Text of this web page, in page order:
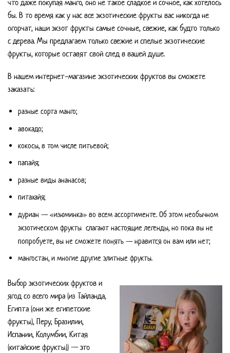
что даже покупая манго, оно не такое сладкое и сочное, как хотелось
бы. В то время как у нас все экзотические фрукты вас никогда не
огорчат, наши экзот фрукты самые сочные, свежие, как будто только
с дерева. Мы предлагаем только свежие и спелые экзотические
фрукты, которые оставят свой след в вашей душе.
В нашем интернет-магазине экзотических фруктов вы сможете
заказать:
разные сорта манго;
авокадо;
кокосы, в том числе питьевой;
папайя;
разные виды ананасов;
питахайя;
дуриан — «изюминка» во всем ассортименте. Об этом необычном
экзотическом фрукты слагают настоящие легенды, но пока вы не
попробуете, вы не сможете понять — нравится он вам или нет;
мангостан, и многие другие элитные фрукты.
Выбор экзотических фруктов и
ягод со всего мира (из Тайланда,
Египта (они же египетские
фрукты), Перу, Бразилии,
Испании, Колумбии, Китая
(китайские фрукты)) — это